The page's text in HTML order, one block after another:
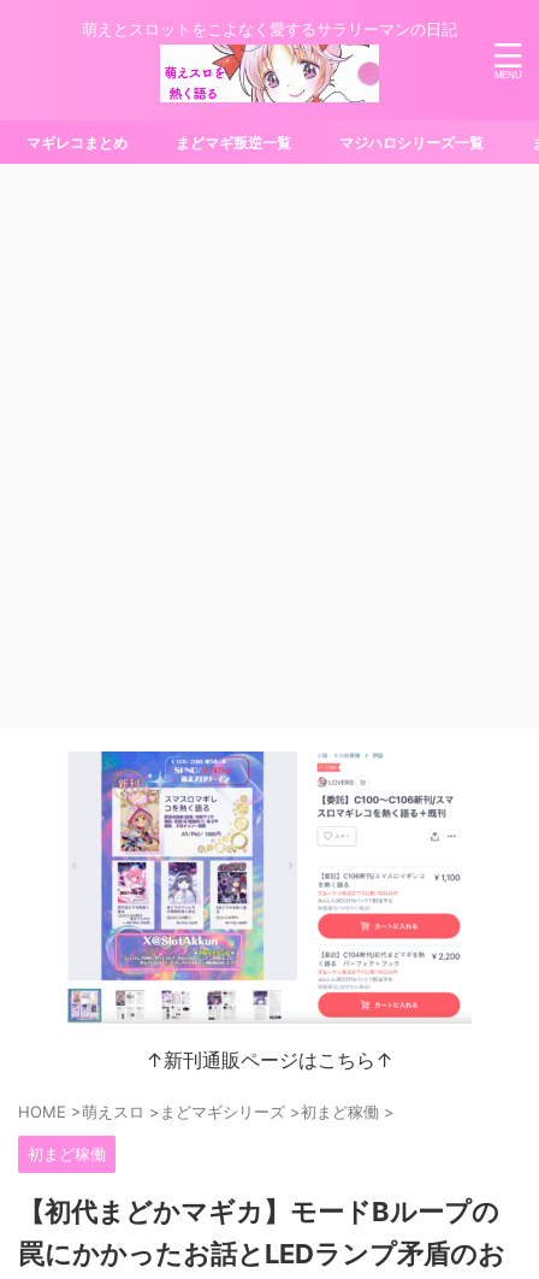
萌えとスロットをこよなく愛するサラリーマンの日記
マギレコまとめ まどマギ叛逆一覧 マジハロシリーズ一覧
↑新刊通販ページはこちら↑
HOME >萌えスロ > まどマギシリーズ >初まど稼働 >
初まど稼働
【初代まどかマギカ】モードBループの
罠にかかったお話とLEDランプ矛盾のお